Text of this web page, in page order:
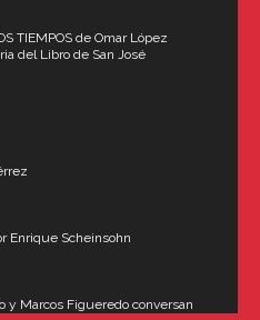
TIEMPOS de Omar López
del Libro de San José
Enrique Scheinsohn
y Marcos Figueredo conversan